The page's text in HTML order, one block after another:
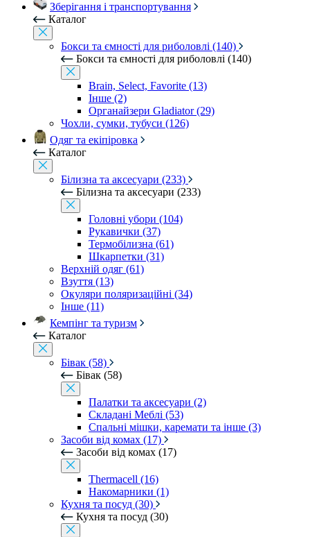
Зберігання і транспортування
Каталог
Бокси та ємності для риболовлі (140)
Бокси та ємності для риболовлі (140)
Brain, Select, Favorite (13)
Інше (2)
Органайзери Gladiator (29)
Чохли, сумки, тубуси (126)
Одяг та екіпіровка
Каталог
Білизна та аксесуари (233)
Білизна та аксесуари (233)
Головні убори (104)
Рукавички (37)
Термобілизна (61)
Шкарпетки (31)
Верхній одяг (61)
Взуття (13)
Окуляри поляризаційні (34)
Інше (11)
Кемпінг та туризм
Каталог
Бівак (58)
Бівак (58)
Палатки та аксесуари (2)
Складані Меблі (53)
Спальні мішки, каремати та інше (3)
Засоби від комах (17)
Засоби від комах (17)
Thermacell (16)
Накомарники (1)
Кухня та посуд (30)
Кухня та посуд (30)